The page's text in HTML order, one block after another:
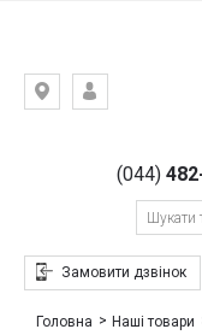
Київ,
Гоголівська,(044)
Замовити дзвінок
Головна Наші товари